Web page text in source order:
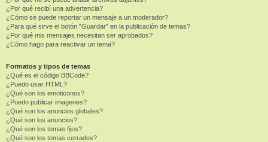
¿Por qué recibí una advertencia?
¿Cómo se puede reportar un mensaje a un moderador?
¿Para qué sirve el botón "Guardar" en la publicación de temas?
¿Por qué mis mensajes necesitan ser aprobados?
¿Cómo hago para reactivar un tema?
Formatos y tipos de temas
¿Qué es el código BBCode?
¿Puedo usar HTML?
¿Qué son los emoticonos?
¿Puedo publicar imagenes?
¿Qué son los anuncios globales?
¿Qué son los anuncios?
¿Qué son los temas fijos?
¿Qué son los temas cerrados?